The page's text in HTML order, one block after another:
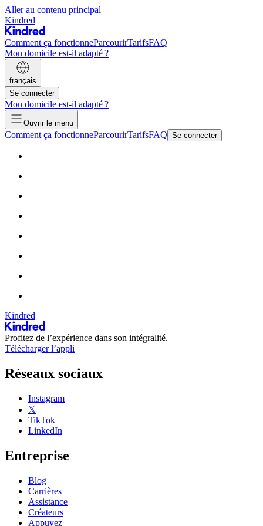
Aller au contenu principal
Kindred
Comment ça fonctionneParcourirTarifsFAQ
Mon domicile est-il adapté ?
français
Se connecter
Mon domicile est-il adapté ?
Ouvrir le menu
Comment ça fonctionneParcourirTarifsFAQ Se connecter
Kindred
Profitez de l’expérience dans son intégralité.
Télécharger l’appli
Réseaux sociaux
Instagram
𝕏
TikTok
LinkedIn
Entreprise
Blog
Carrières
Assistance
Créateurs
Appuyez